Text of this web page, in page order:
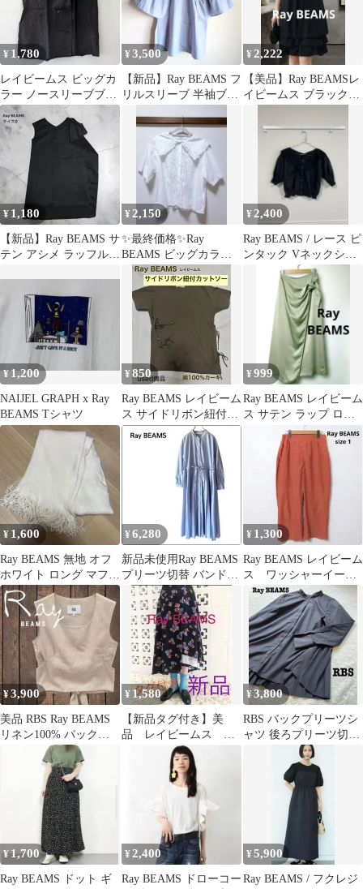
¥ 1,780
レイビームス ビッグカ
ラー ノースリーブブラ
ウス 黒 サイズ0 レース
付
¥3,500
【新品】Ray BEAMS フ
リルスリーブ 半袖ブラ
¥ 2,222
【美品】Ray BEAMSレ
イビームス ブラックフ
ース1
¥ 1,180
【新品】Ray BEAMS サ
テン アシメ ラッフル
¥2,150
✨最終価格✨Ray
BEAMS ビッグカラー
フリル ブラウス
¥2,400
Ray BEAMS / レース ピ
ンタック Vネックシャ
¥ 1,200
NAIJEL GRAPH x Ray
BEAMS Tシャツ
¥850
Ray BEAMS レイビーム
ス サイドリボン紐付カ
ットソー綿100%カーキ
¥999
Ray BEAMS レイビーム
ス サテン ラップ ロン
グスカート 光沢感 リボ
¥ 1,600
Ray BEAMS 無地 オフ
ホワイト ロング マフラ
ー 大判サイズ
¥ 6,280
新品未使用Ray BEAMS
プリーツ切替 バンドカ
ラーワンピース F ブル
ー
¥ 1,300
Ray BEAMS レイビーム
ス ワッシャーイージ
ーパンツ
¥3,900
美品 RBS Ray BEAMS
リネン100% バックリ
ボンブラウス ベージュ
¥ 1,580
【新品タグ付き】美
品 レイビームス 花
柄 スカート beams
¥3,800
RBS バックプリーツシ
ャツ 後ろプリーツ切替
ブラウス 黒
¥ 1,700
Ray BEAMS ドット ギ
¥2,400
Ray BEAMS ドローコー
¥5,900
Ray BEAMS / フクレジ